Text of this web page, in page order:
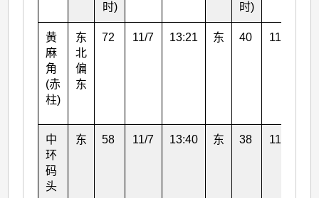
时)
时)
黄
麻
角
(赤
柱)
东
北
偏
东
72 11/7 13:21 东 40 11/7
中
环
码
头
东 58 11/7 13:40 东 38 11/7